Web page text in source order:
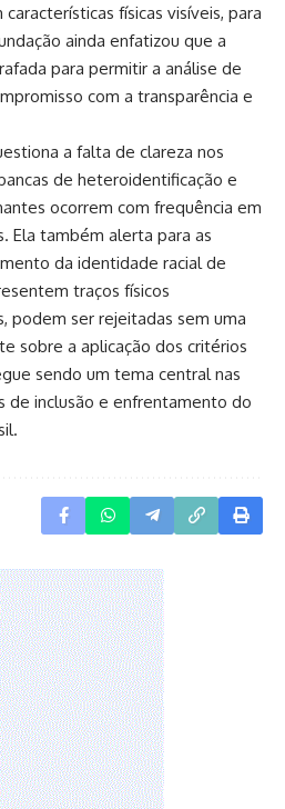
físicas visíveis, para
ainda enfatizou que a
para permitir a análise de
com a transparência e
a falta de clareza nos
de heteroidentificação e
ocorrem com frequência em
Ela também alerta para as
da identidade racial de
traços físicos
podem ser rejeitadas sem uma
sobre a aplicação dos critérios
sendo um tema central nas
de inclusão e enfrentamento do